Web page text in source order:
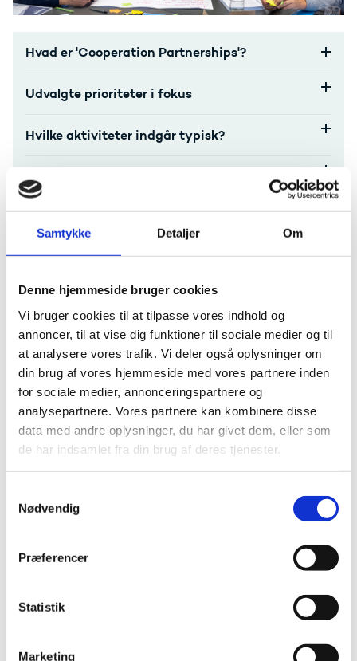
Samtykke Detaljer Om
Denne hjemmeside bruger cookies
Vi bruger cookies til at tilpasse vores indhold og
annoncer, til at vise dig funktioner til sociale medier og til
at analysere vores trafik. Vi deler også oplysninger om
din brug af vores hjemmeside med vores partnere inden
for sociale medier, annonceringspartnere og
analysepartnere. Vores partnere kan kombinere disse
data med andre oplysninger, du har givet dem, eller som
de har indsamlet fra din brug af deres tjenester.
Nødvendig
Præferencer
Statistik
Marketing
Hvad er 'Cooperation Partnerships'?
Udvalgte prioriteter i fokus
Hvilke aktiviteter indgår typisk?
Hvem kan søge?
Hvor længe varer et projekt?
Hvor mange penge uddeles?
Inspiration til samarbejdsprojekter
Hvordan ansøger jeg?
Du kan søge om tilskud gennem Uddannelses- og
Forskningsstyrelsen, som er det nationale agentur
for Erasmus+. Vi guider dig gennem
ansøgningsprocessen her:
Søg tilskud til Cooperation Partnerships
Information om arrangementer
Vær opmærksom på, at der løbende bliver afholdt
arrangementer med relevans for ansøgere og